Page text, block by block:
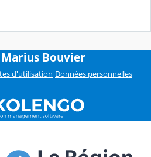
Bouvier
d'utilisation Données personnelles